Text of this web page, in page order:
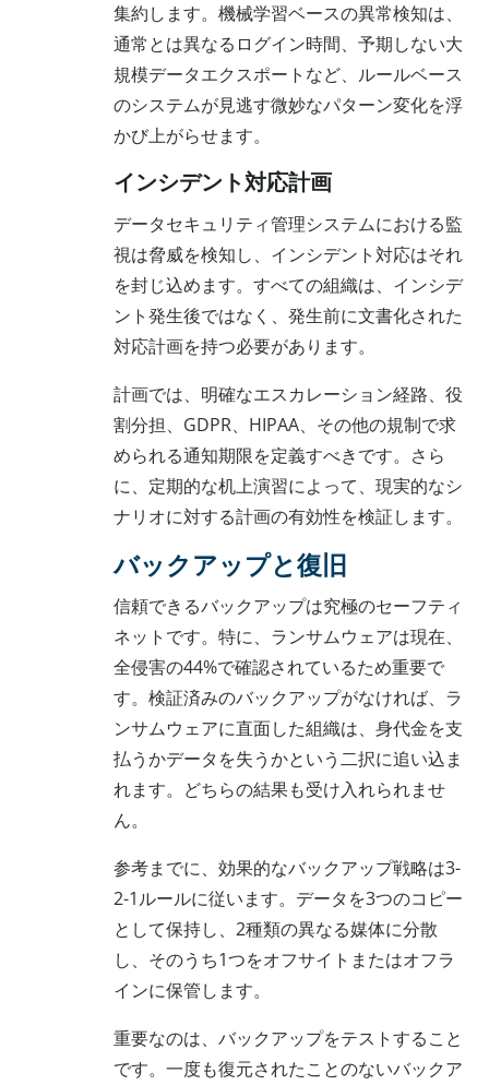
集約します。機械学習ベースの異常検知は、
通常とは異なるログイン時間、予期しない大
規模データエクスポートなど、ルールベース
のシステムが見逃す微妙なパターン変化を浮
かび上がらせます。
インシデント対応計画
データセキュリティ管理システムにおける監
視は脅威を検知し、インシデント対応はそれ
を封じ込めます。すべての組織は、インシデ
ント発生後ではなく、発生前に文書化された
対応計画を持つ必要があります。
計画では、明確なエスカレーション経路、役
割分担、GDPR、HIPAA、その他の規制で求
められる通知期限を定義すべきです。さら
に、定期的な机上演習によって、現実的なシ
ナリオに対する計画の有効性を検証します。
バックアップと復旧
信頼できるバックアップは究極のセーフティ
ネットです。特に、ランサムウェアは現在、
全侵害の44%で確認されているため重要で
す。検証済みのバックアップがなければ、ラ
ンサムウェアに直面した組織は、身代金を支
払うかデータを失うかという二択に追い込ま
れます。どちらの結果も受け入れられませ
ん。
参考までに、効果的なバックアップ戦略は3-
2-1ルールに従います。データを3つのコピー
として保持し、2種類の異なる媒体に分散
し、そのうち1つをオフサイトまたはオフラ
インに保管します。
重要なのは、バックアップをテストすること
です。一度も復元されたことのないバックア